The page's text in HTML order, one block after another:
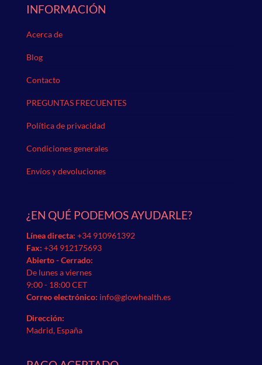
INFORMACIÓN
Acerca de
Blog
Contacto
PREGUNTAS FRECUENTES
Política de privacidad
Condiciones generales
Envíos y devoluciones
¿EN QUÉ PODEMOS AYUDARLE?
Línea directa: +34 910961392
Fax: +34 912175693
Abierto - Cerrado:
De lunes a viernes
9:00 - 18:00 CET
Correo electrónico: info@glowhealth.es
Dirección:
Madrid, España